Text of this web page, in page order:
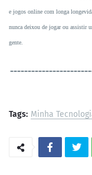
e jogos online com longa
nunca deixou de jogar ou assistir
gente.
Tags: Minha